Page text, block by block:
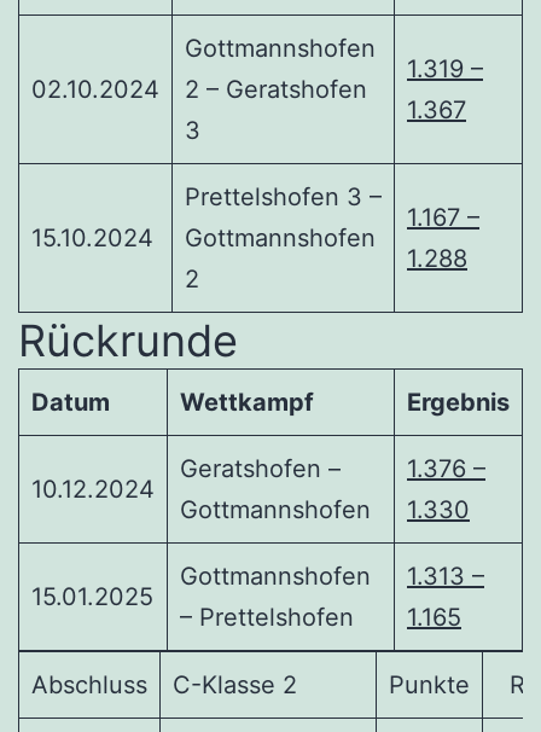
02.10.2024
Gottmannshofen
2 – Geratshofen
3
1.319 –
1.367
15.10.2024
Prettelshofen 3 –
Gottmannshofen
2
1.167 –
1.288
Rückrunde
Datum Wettkampf Ergebnis
10.12.2024
Geratshofen –
Gottmannshofen
1.376 –
1.330
15.01.2025
Gottmannshofen
– Prettelshofen
1.313 –
1.165
Abschluss C-Klasse 2 Punkte